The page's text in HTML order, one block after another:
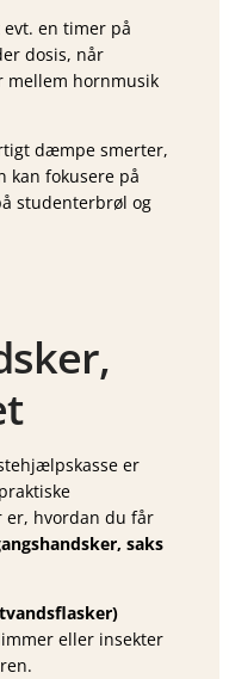
en timer på
dosis, når
mellem hornmusik
dæmpe smerter,
kan fokusere på
studenterbrøl og
er
er, hvordan du får
saks
eller insekter